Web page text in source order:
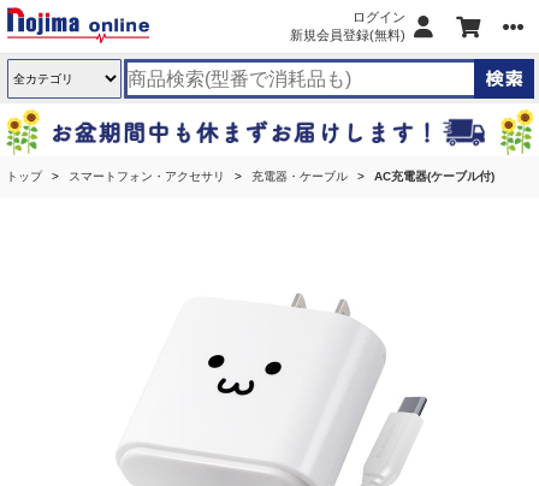
ログイン
新規会員登録(無料)
トップ スマートフォン・アクセサリ 充電器・ケーブル AC充電器(ケーブル付)